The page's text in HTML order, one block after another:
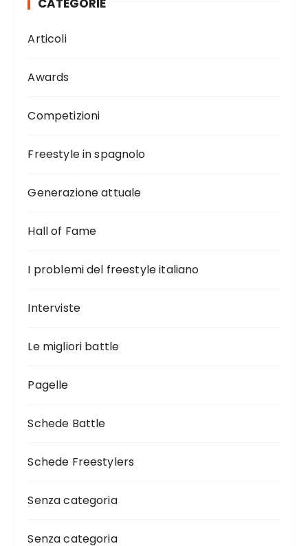
Articoli
Awards
Competizioni
Freestyle in spagnolo
Generazione attuale
Hall of Fame
I problemi del freestyle italiano
Interviste
Le migliori battle
Pagelle
Schede Battle
Schede Freestylers
Senza categoria
Senza categoria